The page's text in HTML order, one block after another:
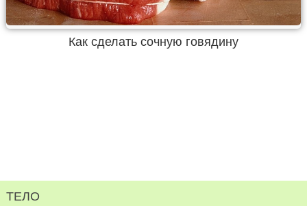
Как сделать сочную говядину
ТЕЛО